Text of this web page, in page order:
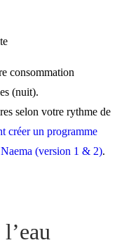
consommation
(nuit).
selon votre rythme de
créer un programme
(version 1 & 2).